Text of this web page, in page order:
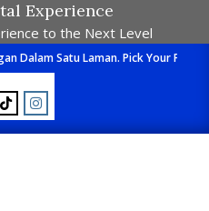
Experience
to the Next Level
Dalam Satu Laman. Pick Your